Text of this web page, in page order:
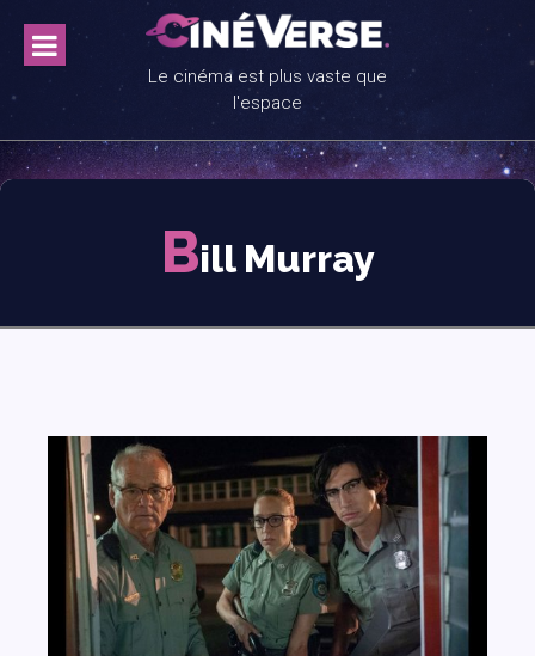
content
Le cinéma est plus vaste que
l'espace
Bill Murray